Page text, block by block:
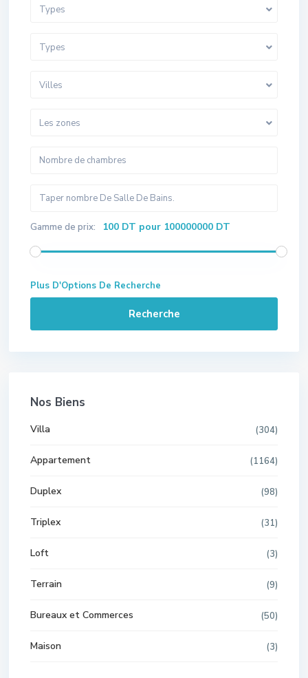
Types
Types
Villes
Les zones
Gamme de prix: 100 DT pour 100000000 DT
Plus D'Options De Recherche
Recherche
Nos Biens
Villa (304)
Appartement (1164)
Duplex (98)
Triplex (31)
Loft (3)
Terrain (9)
Bureaux et Commerces (50)
Maison (3)